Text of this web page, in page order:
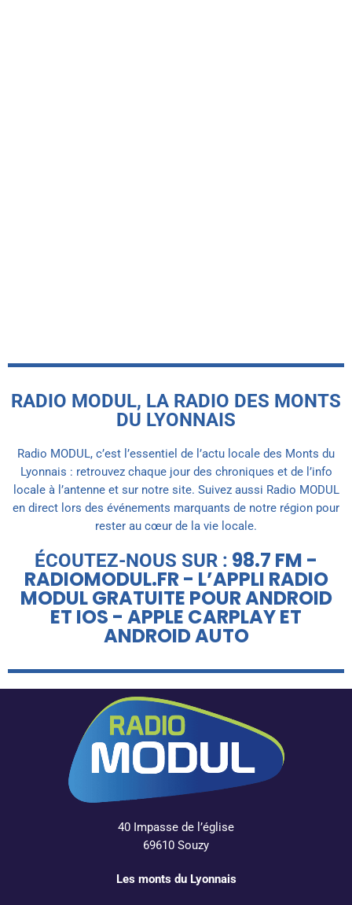
RADIO MODUL, LA RADIO DES MONTS
DU LYONNAIS
Radio MODUL, c’est l’essentiel de l’actu locale des Monts du
Lyonnais : retrouvez chaque jour des chroniques et de l’info
locale à l’antenne et sur notre site. Suivez aussi Radio MODUL
en direct lors des événements marquants de notre région pour
rester au cœur de la vie locale.
ÉCOUTEZ-NOUS SUR : 98.7 FM -
RADIOMODUL.FR - L’APPLI RADIO
MODUL GRATUITE POUR ANDROID
ET IOS - APPLE CARPLAY ET
ANDROID AUTO
40 Impasse de l’église
69610 Souzy
Les monts du Lyonnais